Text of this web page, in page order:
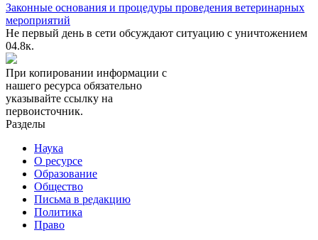
Законные основания и процедуры проведения ветеринарных
мероприятий
Не первый день в сети обсуждают ситуацию с уничтожением
04.8к.
При копировании информации с
нашего ресурса обязательно
указывайте ссылку на
первоисточник.
Разделы
Наука
О ресурсе
Образование
Общество
Письма в редакцию
Политика
Право